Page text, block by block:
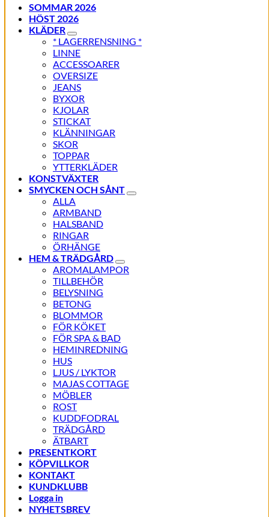
SOMMAR 2026
HÖST 2026
KLÄDER
* LAGERRENSNING *
LINNE
ACCESSOARER
OVERSIZE
JEANS
BYXOR
KJOLAR
STICKAT
KLÄNNINGAR
SKOR
TOPPAR
YTTERKLÄDER
KONSTVÄXTER
SMYCKEN OCH SÅNT
ALLA
ARMBAND
HALSBAND
RINGAR
ÖRHÄNGE
HEM & TRÄDGÅRD
AROMALAMPOR
TILLBEHÖR
BELYSNING
BETONG
BLOMMOR
FÖR KÖKET
FÖR SPA & BAD
HEMINREDNING
HUS
LJUS / LYKTOR
MAJAS COTTAGE
MÖBLER
ROST
KUDDFODRAL
TRÄDGÅRD
ÄTBART
PRESENTKORT
KÖPVILLKOR
KONTAKT
KUNDKLUBB
Logga in
NYHETSBREV